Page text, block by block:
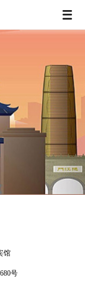
馆
号